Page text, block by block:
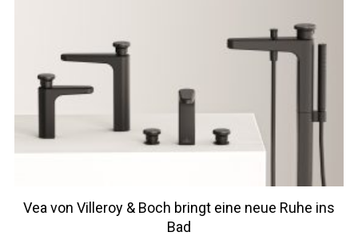
Vea von Villeroy & Boch bringt eine neue Ruhe ins
Bad